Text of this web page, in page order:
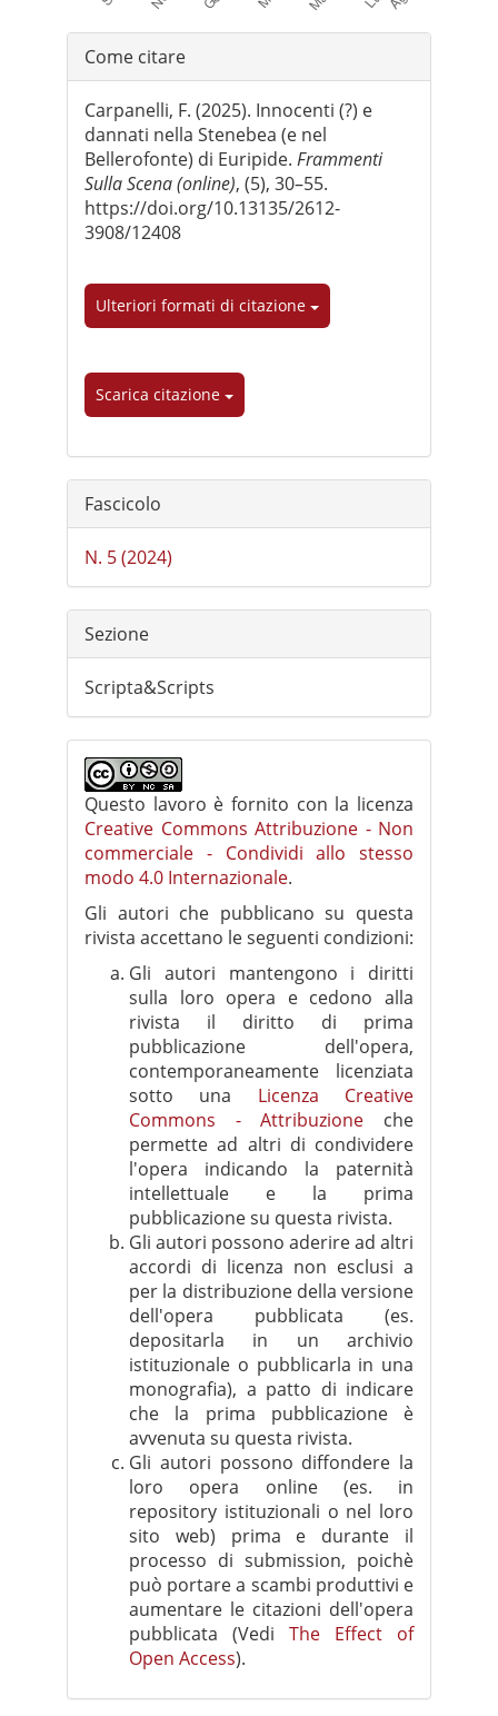
Dettagli
dell'articolo
Come citare
Carpanelli, F. (2025). Innocenti (?) e
dannati nella Stenebea (e nel
Bellerofonte) di Euripide. Frammenti
Sulla Scena (online), (5), 30–55.
https://doi.org/10.13135/2612-
3908/12408
Ulteriori formati di citazione
Scarica citazione
Fascicolo
N. 5 (2024)
Sezione
Scripta&Scripts
Questo lavoro è fornito con la licenza
Creative Commons Attribuzione - Non
commerciale - Condividi allo stesso
modo 4.0 Internazionale.
Gli autori che pubblicano su questa
rivista accettano le seguenti condizioni:
Gli autori mantengono i diritti
sulla loro opera e cedono alla
rivista il diritto di prima
pubblicazione dell'opera,
contemporaneamente licenziata
sotto una Licenza Creative
Commons - Attribuzione che
permette ad altri di condividere
l'opera indicando la paternità
intellettuale e la prima
pubblicazione su questa rivista.
Gli autori possono aderire ad altri
accordi di licenza non esclusi a
per la distribuzione della versione
dell'opera pubblicata (es.
depositarla in un archivio
istituzionale o pubblicarla in una
monografia), a patto di indicare
che la prima pubblicazione è
avvenuta su questa rivista.
Gli autori possono diffondere la
loro opera online (es. in
repository istituzionali o nel loro
sito web) prima e durante il
processo di submission, poichè
può portare a scambi produttivi e
aumentare le citazioni dell'opera
pubblicata (Vedi The Effect of
Open Access).